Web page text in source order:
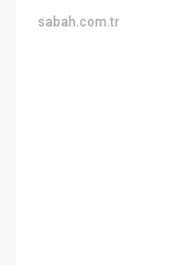
sabah.com.tr